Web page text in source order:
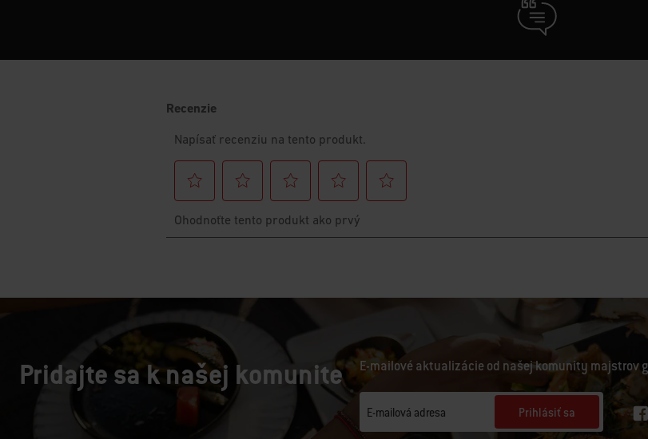
Pridajte sa k našej komunite E-mailové aktualizácie od našej komunity majstrov
E-mailová adresa Prihlásiť sa